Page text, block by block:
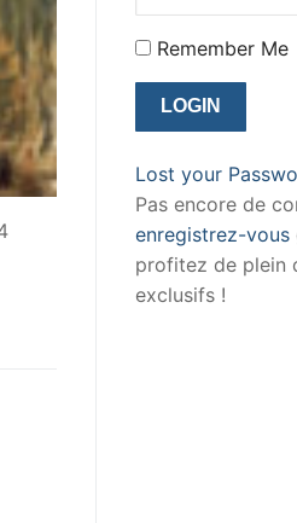
Remember Me
Lost your
Pas encore de
enregistrez-vous
profitez de plein
exclusifs !